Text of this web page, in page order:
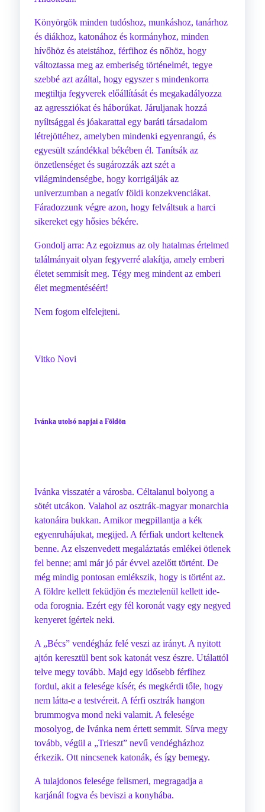
Könyörgök minden tudóshoz, munkáshoz, tanárhoz
és diákhoz, katonához és kormányhoz, minden
hívőhöz és ateistához, férfihoz és nőhöz, hogy
változtassa meg az emberiség történelmét, tegye
szebbé azt azáltal, hogy egyszer s mindenkorra
megtiltja fegyverek előállítását és megakadályozza
az agressziókat és háborúkat. Járuljanak hozzá
nyíltsággal és jóakarattal egy baráti társadalom
létrejöttéhez, amelyben mindenki egyenrangú, és
egyesült szándékkal békében él. Tanítsák az
önzetlenséget és sugározzák azt szét a
világmindenségbe, hogy korrigálják az
univerzumban a negatív földi konzekvenciákat.
Fáradozzunk végre azon, hogy felváltsuk a harci
sikereket egy hősies békére.
Gondolj arra: Az egoizmus az oly hatalmas értelmed
találmányait olyan fegyverré alakítja, amely emberi
életet semmisít meg. Tégy meg mindent az emberi
élet megmentéséért!
Nem fogom elfelejteni.
Vitko Novi
Ivánka utolsó napjai a Földön
Ivánka visszatér a városba. Céltalanul bolyong a
sötét utcákon. Valahol az osztrák-magyar monarchia
katonáira bukkan. Amikor megpillantja a kék
egyenruhájukat, megijed. A férfiak undort keltenek
benne. Az elszenvedett megaláztatás emlékei ötlenek
fel benne; ami már jó pár évvel azelőtt történt. De
még mindig pontosan emlékszik, hogy is történt az.
A földre kellett feküdjön és meztelenül kellett ide-
oda forognia. Ezért egy fél koronát vagy egy negyed
kenyeret ígértek neki.
A „Bécs” vendégház felé veszi az irányt. A nyitott
ajtón keresztül bent sok katonát vesz észre. Utálattól
telve megy tovább. Majd egy idősebb férfihez
fordul, akit a felesége kísér, és megkérdi tőle, hogy
nem látta-e a testvéreit. A férfi osztrák hangon
brummogva mond neki valamit. A felesége
mosolyog, de Ivánka nem értett semmit. Sírva megy
tovább, végül a „Trieszt” nevű vendégházhoz
érkezik. Ott nincsenek katonák, és így bemegy.
A tulajdonos felesége felismeri, megragadja a
karjánál fogva és beviszi a konyhába.